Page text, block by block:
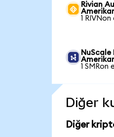
Rivian
1 RIVNon
1 SMRon
Diğer
Diğer